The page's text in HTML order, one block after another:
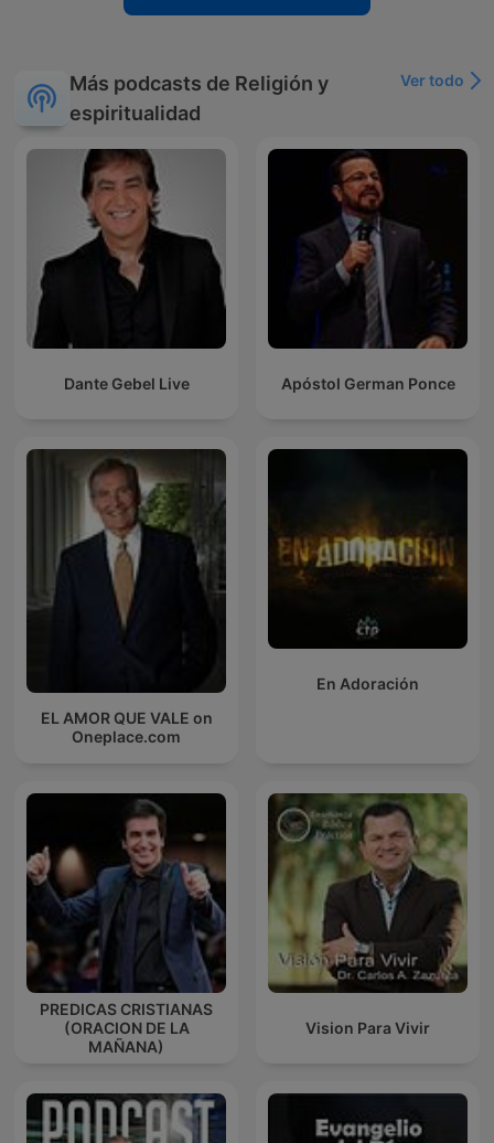
Más podcasts de Religión y
espiritualidad
Ver todo
Dante Gebel Live Apóstol German Ponce
EL AMOR QUE VALE on
Oneplace.com
En Adoración
PREDICAS CRISTIANAS
(ORACION DE LA
MAÑANA)
Vision Para Vivir